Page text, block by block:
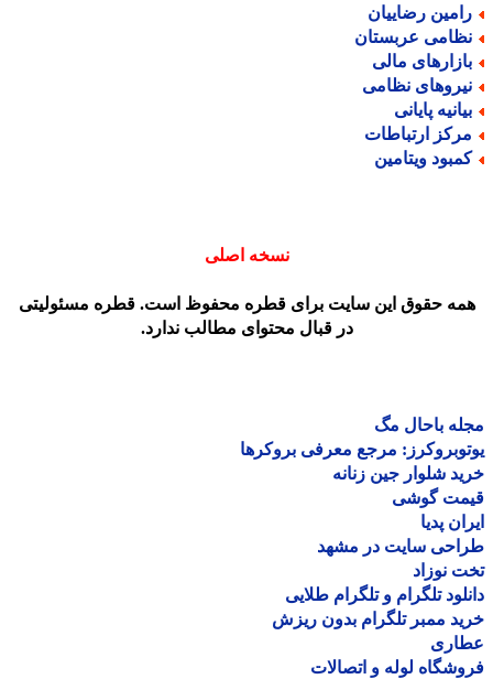
رضاییان
عربستان
مالی
نظامی
پایانی
ارتباطات
ویتامین
نسخه اصلی
حقوق این سایت برای قطره محفوظ است. قطره مسئولیتی
در قبال محتوای مطالب ندارد.
باحال مگ
مرجع معرفی بروکرها
شلوار جین زنانه
گوشی
پدیا
سایت در مشهد
نوزاد
تلگرام و تلگرام طلایی
ممبر تلگرام بدون ریزش
لوله و اتصالات